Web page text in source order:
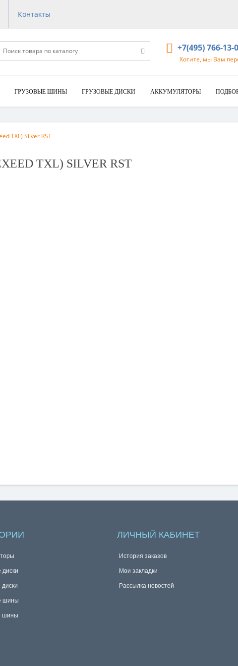
Контакты
+7(495) 766-13-
Хотите, мы Вам
ГРУЗОВЫЕ ШИНЫ ГРУЗОВЫЕ ДИСКИ АККУМУЛЯТОРЫ
TXL) Silver RST
TXL) SILVER RST
диски
диски
шины
шины
ЛИЧНЫЙ КАБИНЕТ
История заказов
Мои закладки
Рассылка новостей